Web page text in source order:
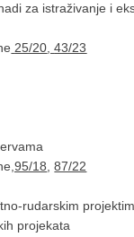
za istraživanje i
25/20 ,43/23
,95/18 ,87/22
rudarskim
projekata